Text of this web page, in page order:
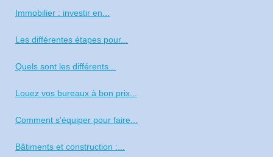
Immobilier : investir en...
Les différentes étapes pour...
Quels sont les différents...
Louez vos bureaux à bon prix...
Comment s'équiper pour faire...
Bâtiments et construction :...